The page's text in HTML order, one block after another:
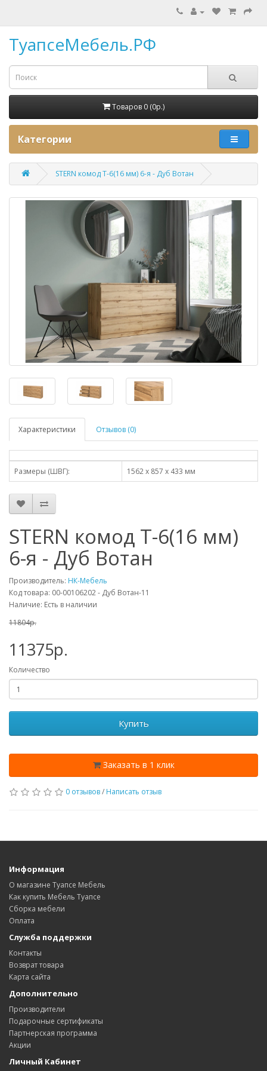
ТуапсеМебель.РФ
Товаров 0 (0p.)
Категории
STERN комод Т-6(16 мм) 6-я - Дуб Вотан
Характеристики Отзывов (0)
Размеры (ШВГ): 1562 х 857 х 433 мм
STERN комод Т-6(16 мм)
6-я - Дуб Вотан
Производитель: НК-Мебель
Код товара: 00-00106202 - Дуб Вотан-11
Наличие: Есть в наличии
11804p.
11375p.
Количество
Купить
Заказать в 1 клик
0 отзывов/ Написать отзыв
Информация
О магазине Туапсе Мебель
Как купить Мебель Туапсе
Сборка мебели
Оплата
Служба поддержки
Контакты
Возврат товара
Карта сайта
Дополнительно
Производители
Подарочные сертификаты
Партнерская программа
Акции
Личный Кабинет